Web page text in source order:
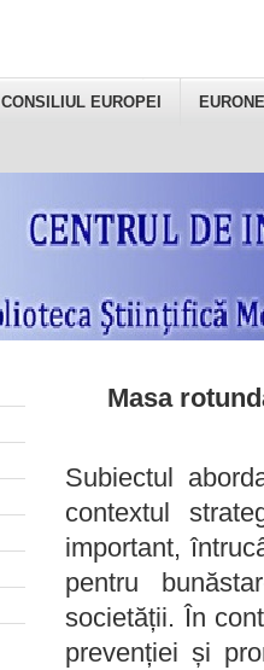
CONSILIUL EUROPEI
Masa
Subiectul
contextul
important,
pentru
societății. În
prevenției și